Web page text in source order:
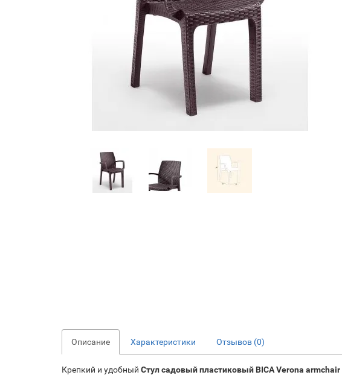
Описание Характеристики Отзывов (0)
Крепкий и удобный Стул садовый пластиковый BICA Verona armchair